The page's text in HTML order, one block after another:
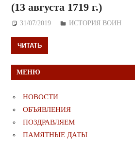
(13 августа 1719 г.)
31/07/2019 Дежурный по Редакции
ИСТОРИЯ ВОИН
ЧИТАТЬ
МЕНЮ
НОВОСТИ
ОБЪЯВЛЕНИЯ
ПОЗДРАВЛЯЕМ
ПАМЯТНЫЕ ДАТЫ